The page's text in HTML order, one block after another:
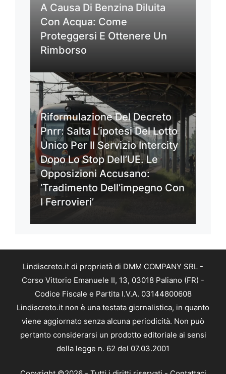
A Causa Di Benzina Diluita
Con Acqua: Come
Proteggersi E Ottenere Un
Rimborso
Riformulazione Del Decreto
Pnrr: Salta L’ipotesi Del Lotto
Unico Per Il Servizio Intercity
Dopo Lo Stop Dell’UE. Le
Opposizioni Accusano:
‘Tradimento Dell’impegno Con
I Ferrovieri’
Lindiscreto.it di proprietà di DMM COMPANY SRL -
Corso Vittorio Emanuele II, 13, 03018 Paliano (FR) -
Codice Fiscale e Partita I.V.A. 03144800608
Lindiscreto.it non è una testata giornalistica, in quanto
viene aggiornato senza alcuna periodicità. Non può
pertanto considerarsi un prodotto editoriale ai sensi
della legge n. 62 del 07.03.2001